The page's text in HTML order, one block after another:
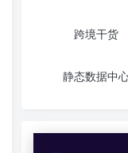
跨境干货
静态数据中